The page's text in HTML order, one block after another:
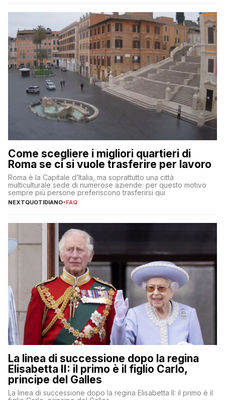
Come scegliere i migliori quartieri di
Roma se ci si vuole trasferire per lavoro
Roma è la Capitale d’Italia, ma soprattutto una città
multiculturale sede di numerose aziende: per questo motivo
sempre più persone preferiscono trasferirsi qui
NEXTQUOTIDIANO-FAQ
La linea di successione dopo la regina
Elisabetta II: il primo è il figlio Carlo,
principe del Galles
La linea di successione dopo la regina Elisabetta II: il primo è il